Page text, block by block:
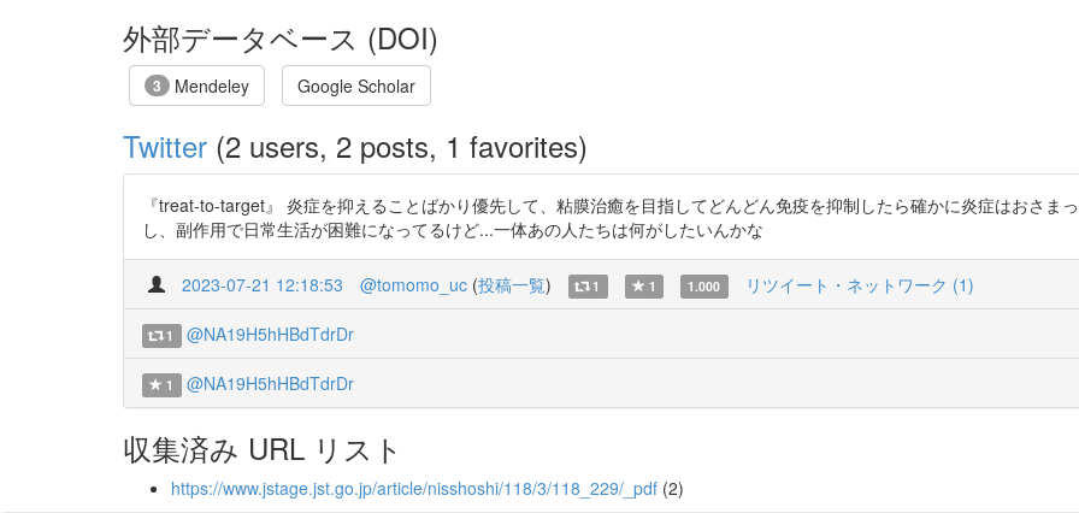
外部データベース (DOI)
3 Mendeley Google Scholar
Twitter (2 users, 2 posts, 1 favorites)
『treat-to-target』 炎症を抑えることばかり優先して、粘膜治癒を目指してどんどん免疫を抑制したら確かに炎症はおさま
し、副作用で日常生活が困難になってるけど...一体あの人たちは何がしたいんかな
2023-07-21 12:18:53 @tomomo_uc (投稿一覧) 1 1 1.000 リツイート・ネットワーク (1)
1 @NA19H5hHBdTdrDr
1 @NA19H5hHBdTdrDr
収集済み URL リスト
https://www.jstage.jst.go.jp/article/nisshoshi/118/3/118_229/_pdf (2)